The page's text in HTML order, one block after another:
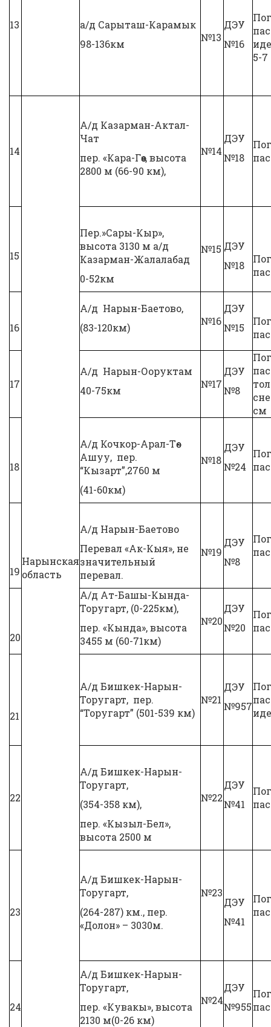
13
а/д Сарыташ-Карамык
98-136км
№13
ДЭУ
№16
5-
14
Нарынская
область
А/д Казарман-Актал-
Чат
пер. «Кара-Гөө», высота
2800 м (66-90 км),
№14
ДЭУ
№18
15
Пер.»Сары-Кыр»,
высота 3130 м а/д
Казарман-Жалалабад
0-52км
№15 ДЭУ
№18
16
А/д Нарын-Баетово,
(83-120км)
№16
ДЭУ
№15
17
А/д Нарын-Ооруктам
40-75км
№17
ДЭУ
№8
см
18
А/д Кочкор-Арал-Төө-
Ашуу, пер.
“Кызарт”,2760 м
(41-60км)
№18
ДЭУ
№24
19
А/д Нарын-Баетово
Перевал «Ак-Кыя», не
значительный
перевал.
№19
ДЭУ
№8
20
А/д Ат-Башы-Кында-
Торугарт, (0-225км),
пер. «Кында», высота
3455 м (60-71км)
№20
ДЭУ
№20
21
А/д Бишкек-Нарын-
Торугарт, пер.
“Торугарт” (501-539 км)
№21
ДЭУ
№957
22
А/д Бишкек-Нарын-
Торугарт,
(354-358 км),
пер. «Кызыл-Бел»,
высота 2500 м
№22
ДЭУ
№41
23
А/д Бишкек-Нарын-
Торугарт,
(264-287) км., пер.
«Долон» – 3030м.
№23
ДЭУ
№41
24
А/д Бишкек-Нарын-
Торугарт,
пер. «Кувакы», высота
2130 м(0-26 км)
№24
ДЭУ
№955